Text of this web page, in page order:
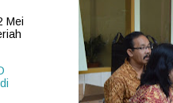
Mei